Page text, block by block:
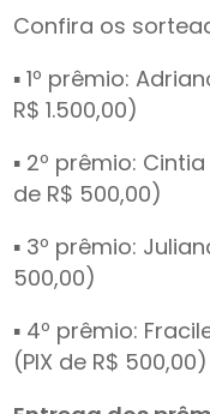
Confira os
▪ 1º prêmio:
R$ 1.500,00)
▪ 2º prêmio:
de R$ 500,00)
▪ 3º prêmio:
500,00)
▪ 4º prêmio:
(PIX de R$ 500,00)